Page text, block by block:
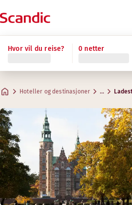
Hvor vil du reise? 0 netter
Hoteller og destinasjoner …